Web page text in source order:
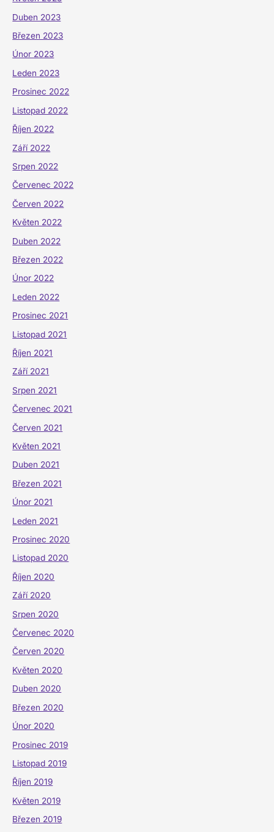
Duben 2023
Březen 2023
Únor 2023
Leden 2023
Prosinec 2022
Listopad 2022
Říjen 2022
Září 2022
Srpen 2022
Červenec 2022
Červen 2022
Květen 2022
Duben 2022
Březen 2022
Únor 2022
Leden 2022
Prosinec 2021
Listopad 2021
Říjen 2021
Září 2021
Srpen 2021
Červenec 2021
Červen 2021
Květen 2021
Duben 2021
Březen 2021
Únor 2021
Leden 2021
Prosinec 2020
Listopad 2020
Říjen 2020
Září 2020
Srpen 2020
Červenec 2020
Červen 2020
Květen 2020
Duben 2020
Březen 2020
Únor 2020
Prosinec 2019
Listopad 2019
Říjen 2019
Květen 2019
Březen 2019